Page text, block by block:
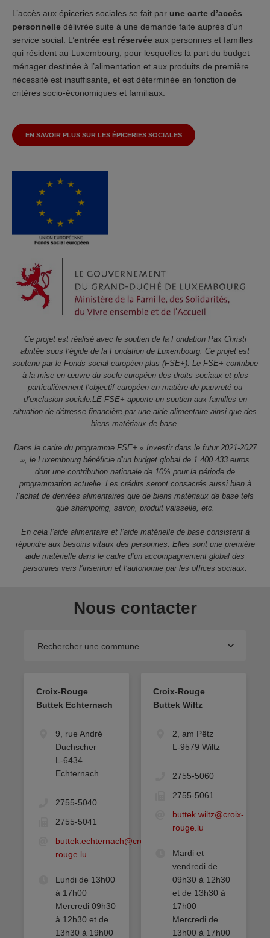
L’accès aux épiceries sociales se fait par une carte d’accès
personnelle délivrée suite à une demande faite auprès d’un
service social. L’entrée est réservée aux personnes et familles
qui résident au Luxembourg, pour lesquelles la part du budget
ménager destinée à l’alimentation et aux produits de première
nécessité est insuffisante, et est déterminée en fonction de
critères socio-économiques et familiaux.
EN SAVOIR PLUS SUR LES ÉPICERIES SOCIALES
Ce projet est réalisé avec le soutien de la Fondation Pax Christi
abritée sous l’égide de la Fondation de Luxembourg. Ce projet est
soutenu par le Fonds social européen plus (FSE+). Le FSE+ contribue
à la mise en œuvre du socle européen des droits sociaux et plus
particulièrement l’objectif européen en matière de pauvreté ou
d’exclusion sociale.LE FSE+ apporte un soutien aux familles en
situation de détresse financière par une aide alimentaire ainsi que des
biens matériaux de base.
Dans le cadre du programme FSE+ « Investir dans le futur 2021-2027
», le Luxembourg bénéficie d’un budget global de 1.400.433 euros
dont une contribution nationale de 10% pour la période de
programmation actuelle. Les crédits seront consacrés aussi bien à
l’achat de denrées alimentaires que de biens matériaux de base tels
que shampoing, savon, produit vaisselle, etc.
En cela l’aide alimentaire et l’aide matérielle de base consistent à
répondre aux besoins vitaux des personnes. Elles sont une première
aide matérielle dans le cadre d’un accompagnement global des
personnes vers l’insertion et l’autonomie par les offices sociaux.
Nous contacter
Rechercher une commune…
Croix-Rouge
Buttek Echternach
9, rue André
Duchscher
L-6434
Echternach
2755-5040
2755-5041
buttek.echternach@croix-
rouge.lu
Lundi de 13h00
à 17h00
Mercredi 09h30
à 12h30 et de
13h30 à 19h00
Croix-Rouge
Buttek Wiltz
2, am Pëtz
L-9579 Wiltz
2755-5060
2755-5061
buttek.wiltz@croix-
rouge.lu
Mardi et
vendredi de
09h30 à 12h30
et de 13h30 à
17h00
Mercredi de
13h00 à 17h00